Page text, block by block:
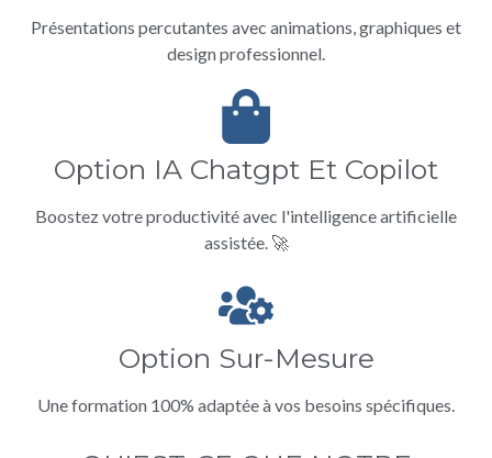
Présentations percutantes avec animations, graphiques et
design professionnel.
Option IA Chatgpt Et Copilot
Boostez votre productivité avec l'intelligence artificielle
assistée. 🚀
Option Sur-Mesure
Une formation 100% adaptée à vos besoins spécifiques.